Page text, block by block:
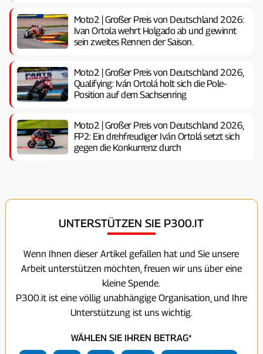
Moto2 | Großer Preis von Deutschland 2026:
Ivan Ortola wehrt Holgado ab und gewinnt
sein zweites Rennen der Saison.
Moto2 | Großer Preis von Deutschland 2026,
Qualifying: Iván Ortolá holt sich die Pole-
Position auf dem Sachsenring
Moto2 | Großer Preis von Deutschland 2026,
FP2: Ein drehfreudiger Iván Ortolá setzt sich
gegen die Konkurrenz durch
UNTERSTÜTZEN SIE P300.IT
Wenn Ihnen dieser Artikel gefallen hat und Sie unsere
Arbeit unterstützen möchten, freuen wir uns über eine
kleine Spende.
P300.it ist eine völlig unabhängige Organisation, und Ihre
Unterstützung ist uns wichtig.
WÄHLEN SIE IHREN BETRAG*